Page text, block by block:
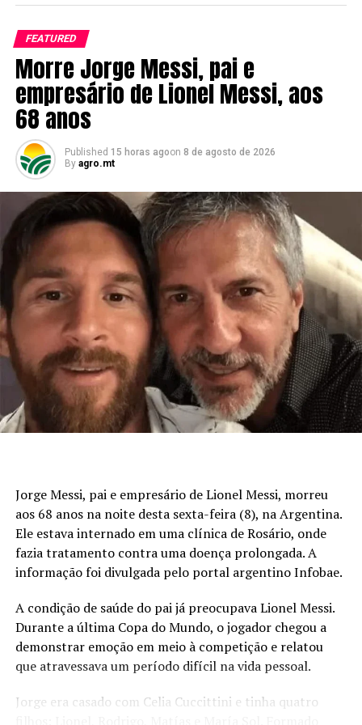
FEATURED
Morre Jorge Messi, pai e
empresário de Lionel Messi, aos
68 anos
Published 15 horas agoon 8 de agosto de 2026
By agro.mt
Jorge Messi, pai e empresário de Lionel Messi, morreu
aos 68 anos na noite desta sexta-feira (8), na Argentina.
Ele estava internado em uma clínica de Rosário, onde
fazia tratamento contra uma doença prolongada. A
informação foi divulgada pelo portal argentino Infobae.
A condição de saúde do pai já preocupava Lionel Messi.
Durante a última Copa do Mundo, o jogador chegou a
demonstrar emoção em meio à competição e relatou
que atravessava um período difícil na vida pessoal.
Jorge era casado com Celia Cuccittini e tinha quatro